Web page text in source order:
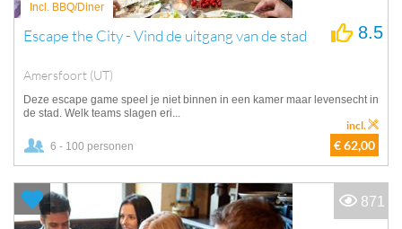
Incl. BBQ/Diner
Escape the City - Vind de uitgang van de stad
Amersfoort (UT)
8.5
Deze escape game speel je niet binnen in een kamer maar levensecht in
de stad. Welk teams slagen eri...
6 - 100 personen € 62,00
incl.
871